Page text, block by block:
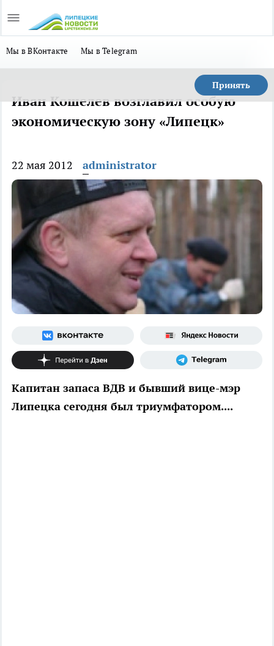
Мы в ВКонтакте Мы в Telegram
Принять
Иван Кошелев возглавил особую
экономическую зону «Липецк»
22 мая 2012 administrator
Капитан запаса ВДВ и бывший вице-мэр
Липецка сегодня был триумфатором....